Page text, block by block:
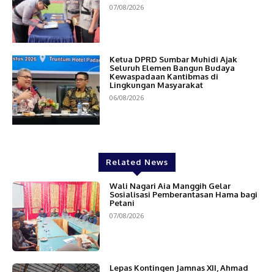
07/08/2026
Ketua DPRD Sumbar Muhidi Ajak
Seluruh Elemen Bangun Budaya
Kewaspadaan Kantibmas di
Lingkungan Masyarakat
06/08/2026
Related News
Wali Nagari Aia Manggih Gelar
Sosialisasi Pemberantasan Hama bagi
Petani
07/08/2026
Lepas Kontingen Jamnas XII, Ahmad